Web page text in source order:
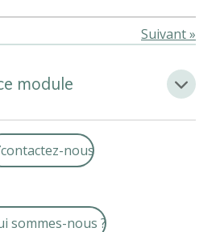
Suivant»
module
contactez-nous
sommes-nous ?